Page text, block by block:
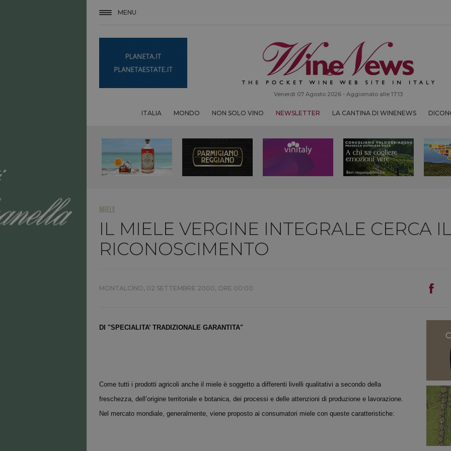
MENU
Venerdì 07 Agosto 2026 - Aggiornato alle 17:13
ITALIA MONDO NON SOLO VINO NEWSLETTER LA CANTINA DI WINENEWS
MIELE
IL MIELE VERGINE INTEGRALE CERCA
RICONOSCIMENTO
MONTALCINO, 02 SETTEMBRE 2000, ORE 00:00
DI "SPECIALITA’ TRADIZIONALE GARANTITA"
Come tutti i prodotti agricoli anche il miele è soggetto a differenti livelli qualitativi a secondo della
freschezza, dell’origine territoriale e botanica, dei processi e delle attenzioni di produzione e lavorazione.
Nel mercato mondiale, generalmente, viene proposto ai consumatori miele con queste caratteristiche: